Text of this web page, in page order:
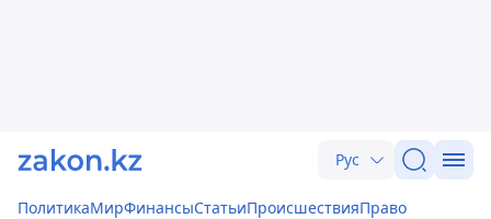
Рус
ПолитикаМирФинансыСтатьиПроисшествияПраво